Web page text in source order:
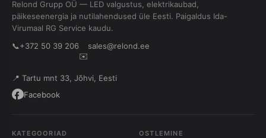
Relond Grupp OÜ — LED valgustus, elektrikaubad,
päikeseenergia ja nutilahendused üle Eesti. Paigaldus Ida-
Virumaal RG Service kaudu.
📞+372 50 39 206
✉️
sales@relond.ee
📍 Tartu mnt 33, Jõhvi, Eesti
Facebook
KATEGOORIAD OSTLEMINE